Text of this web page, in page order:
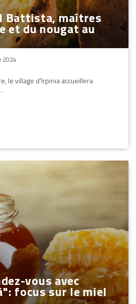
Battista, maîtres
et du nougat au
2024
le village d'Irpinia accueillera
vous avec
focus sur le miel